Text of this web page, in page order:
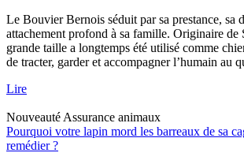
Le Bouvier Bernois séduit par sa prestance, sa
attachement profond à sa famille. Originaire de
grande taille a longtemps été utilisé comme
de tracter, garder et accompagner l’humain au
Lire
Nouveauté Assurance animaux
Pourquoi votre lapin mord les barreaux de sa
remédier ?